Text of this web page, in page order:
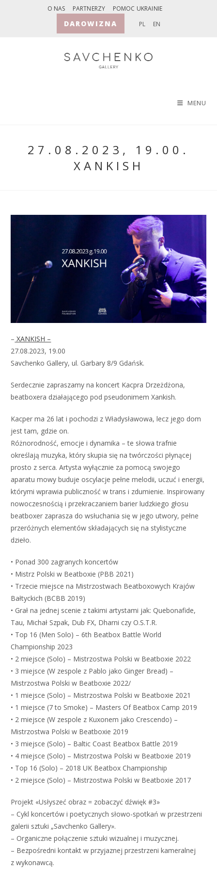
O NAS PARTNERZY POMOC UKRAINIE
DAROWIZNA PL EN
MENU
27.08.2023, 19.00.
XANKISH
– XANKISH –
27.08.2023, 19.00
Savchenko Gallery, ul. Garbary 8/9 Gdańsk.
Serdecznie zapraszamy na koncert Kacpra Drzeżdżona,
beatboxera działającego pod pseudonimem Xankish.
Kacper ma 26 lat i pochodzi z Władysławowa, lecz jego dom
jest tam, gdzie on.
Różnorodność, emocje i dynamika – te słowa trafnie
określają muzyka, który skupia się na twórczości płynącej
prosto z serca. Artysta wyłącznie za pomocą swojego
aparatu mowy buduje oscylacje pełne melodii, uczuć i energii,
którymi wprawia publiczność w trans i zdumienie. Inspirowany
nowoczesnością i przekraczaniem barier ludzkiego głosu
beatboxer zaprasza do wsłuchania się w jego utwory, pełne
przeróżnych elementów składających się na stylistyczne
dzieło.
• Ponad 300 zagranych koncertów
• Mistrz Polski w Beatboxie (PBB 2021)
• Trzecie miejsce na Mistrzostwach Beatboxowych Krajów
Bałtyckich (BCBB 2019)
• Grał na jednej scenie z takimi artystami jak: Quebonafide,
Tau, Michał Szpak, Dub FX, Dharni czy O.S.T.R.
• Top 16 (Men Solo) – 6th Beatbox Battle World
Championship 2023
• 2 miejsce (Solo) – Mistrzostwa Polski w Beatboxie 2022
• 3 miejsce (W zespole z Pablo jako Ginger Bread) –
Mistrzostwa Polski w Beatboxie 2022/
• 1 miejsce (Solo) – Mistrzostwa Polski w Beatboxie 2021
• 1 miejsce (7 to Smoke) – Masters Of Beatbox Camp 2019
• 2 miejsce (W zespole z Kuxonem jako Crescendo) –
Mistrzostwa Polski w Beatboxie 2019
• 3 miejsce (Solo) – Baltic Coast Beatbox Battle 2019
• 4 miejsce (Solo) – Mistrzostwa Polski w Beatboxie 2019
• Top 16 (Solo) – 2018 UK Beatbox Championship
• 2 miejsce (Solo) – Mistrzostwa Polski w Beatboxie 2017
Projekt «Usłyszeć obraz = zobaczyć dźwięk #3»
– Cykl koncertów i poetycznych słowo-spotkań w przestrzeni
galerii sztuki „Savchenko Gallery».
– Organiczne połączenie sztuki wizualnej i muzycznej.
– Bezpośredni kontakt w przyjaznej przestrzeni kameralnej
z wykonawcą.